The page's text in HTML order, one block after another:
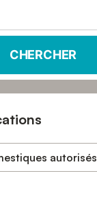
CHERCHER
autorisés